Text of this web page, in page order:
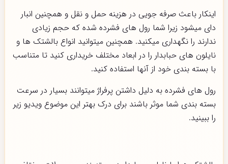
اینکار باعث صرفه جویی در هزینه حمل و نقل و همچنین انبار
دای میشود زیرا شما رول های فشرده شده که حجم زیادی
ندارند را نگهداری میکنید. همچنین میتوانید انواع بالشتک ها و
نایلون های حبابدار را در ابعاد مختلف خریداری کنید تا متناسب
با بسته بندی خود از آنها استفاده کنید.
رول های فشرده به دلیل داشتن پرفراژ میتوانند بسیار در سرعت
بسته بندی شما موثر باشند برای درک بهتر این موضوع ویدیو زیر
را ببینید.